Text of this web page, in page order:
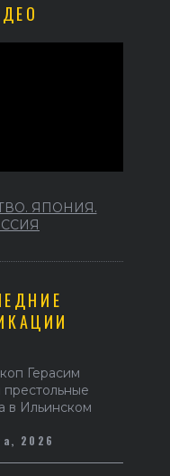
Литургию в
ЯПОНИЯ.
Герасим
престольные
в Ильинском
2026